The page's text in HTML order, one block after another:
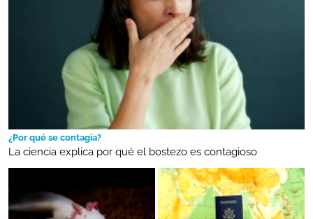
¿Por qué se contagia?
La ciencia explica por qué el bostezo es contagioso